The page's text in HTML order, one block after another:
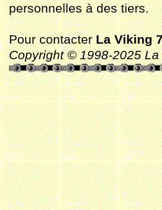
personnelles à des tiers.
Pour contacterLa Viking
Copyright © 1998-2025